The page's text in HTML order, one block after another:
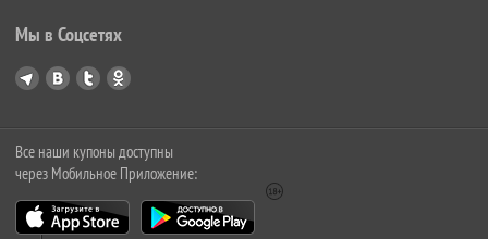
Мы в Соцсетях
Все наши купоны доступны
через Мобильное Приложение: